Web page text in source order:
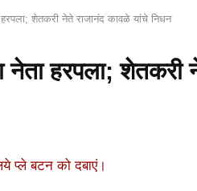
हरपला; शेतकरी नेते राजानंद कावळे यांचे निधन
नेता हरपला; शेतकरी